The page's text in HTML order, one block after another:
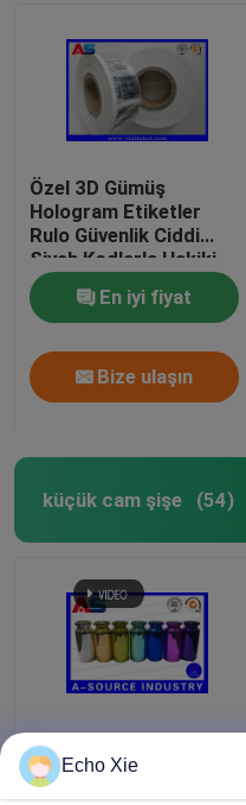
Özel 3D Gümüş
Hologram Etiketler
Rulo Güvenlik Ciddi
Siyah Kodlarla Hakiki
holografik güvenlik
etiketleriEn iyi fiyat
Bize ulaşın
küçük cam şişe (54)
Renkli Küçük Cam
şişeler Şişeler
Kabartma, 10ml Cam
Echo Xie